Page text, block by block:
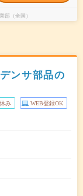
（全国）
ンサ部品の
み WEB登録OK